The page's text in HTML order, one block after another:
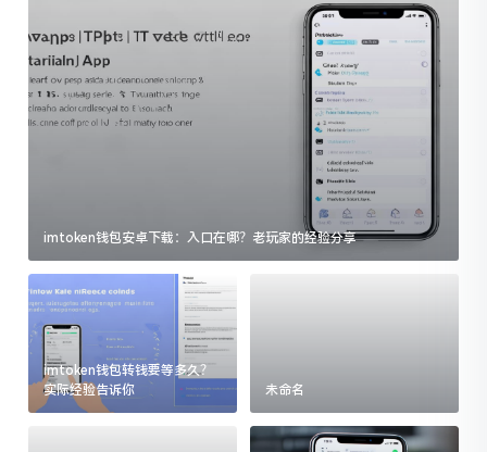
imtoken钱包安卓下载：入口在哪？老玩家的经验分享
imtoken钱包转钱要等多久？
实际经验告诉你
未命名